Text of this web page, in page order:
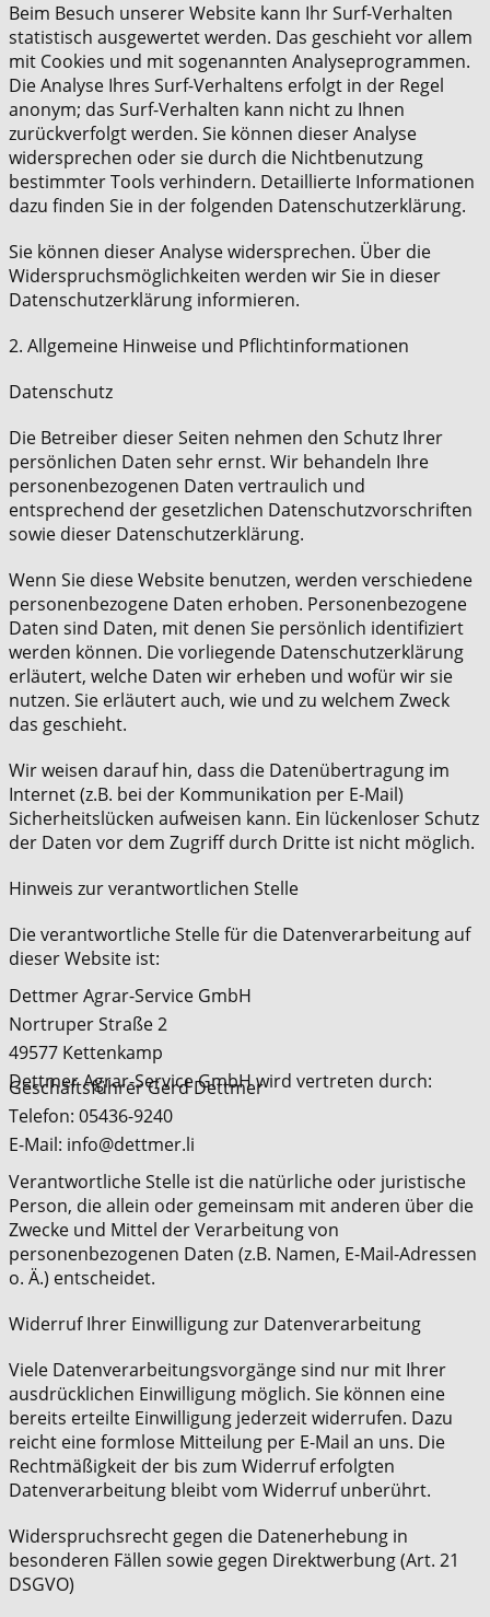
Beim Besuch unserer Website kann Ihr Surf-Verhalten
statistisch ausgewertet werden. Das geschieht vor allem
mit Cookies und mit sogenannten Analyseprogrammen.
Die Analyse Ihres Surf-Verhaltens erfolgt in der Regel
anonym; das Surf-Verhalten kann nicht zu Ihnen
zurückverfolgt werden. Sie können dieser Analyse
widersprechen oder sie durch die Nichtbenutzung
bestimmter Tools verhindern. Detaillierte Informationen
dazu finden Sie in der folgenden Datenschutzerklärung.
Sie können dieser Analyse widersprechen. Über die
Widerspruchsmöglichkeiten werden wir Sie in dieser
Datenschutzerklärung informieren.
2. Allgemeine Hinweise und Pflichtinformationen
Datenschutz
Die Betreiber dieser Seiten nehmen den Schutz Ihrer
persönlichen Daten sehr ernst. Wir behandeln Ihre
personenbezogenen Daten vertraulich und
entsprechend der gesetzlichen Datenschutzvorschriften
sowie dieser Datenschutzerklärung.
Wenn Sie diese Website benutzen, werden verschiedene
personenbezogene Daten erhoben. Personenbezogene
Daten sind Daten, mit denen Sie persönlich identifiziert
werden können. Die vorliegende Datenschutzerklärung
erläutert, welche Daten wir erheben und wofür wir sie
nutzen. Sie erläutert auch, wie und zu welchem Zweck
das geschieht.
Wir weisen darauf hin, dass die Datenübertragung im
Internet (z.B. bei der Kommunikation per E-Mail)
Sicherheitslücken aufweisen kann. Ein lückenloser Schutz
der Daten vor dem Zugriff durch Dritte ist nicht möglich.
Hinweis zur verantwortlichen Stelle
Die verantwortliche Stelle für die Datenverarbeitung auf
dieser Website ist:
Dettmer Agrar-Service GmbH
Nortruper Straße 2
49577 Kettenkamp
Dettmer Agrar-Service GmbH wird vertreten durch:
Geschäftsführer Gerd Dettmer
Telefon: 05436-9240
E-Mail: info@dettmer.li
Verantwortliche Stelle ist die natürliche oder juristische
Person, die allein oder gemeinsam mit anderen über die
Zwecke und Mittel der Verarbeitung von
personenbezogenen Daten (z.B. Namen, E-Mail-Adressen
o. Ä.) entscheidet.
Widerruf Ihrer Einwilligung zur Datenverarbeitung
Viele Datenverarbeitungsvorgänge sind nur mit Ihrer
ausdrücklichen Einwilligung möglich. Sie können eine
bereits erteilte Einwilligung jederzeit widerrufen. Dazu
reicht eine formlose Mitteilung per E-Mail an uns. Die
Rechtmäßigkeit der bis zum Widerruf erfolgten
Datenverarbeitung bleibt vom Widerruf unberührt.
Widerspruchsrecht gegen die Datenerhebung in
besonderen Fällen sowie gegen Direktwerbung (Art. 21
DSGVO)